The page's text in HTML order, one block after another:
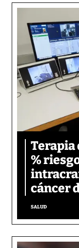
Terapia
%
cáncer
SALUD